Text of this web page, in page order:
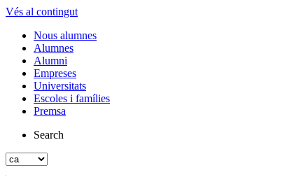
Vés al contingut
Nous alumnes
Alumnes
Alumni
Empreses
Universitats
Escoles i famílies
Premsa
Search